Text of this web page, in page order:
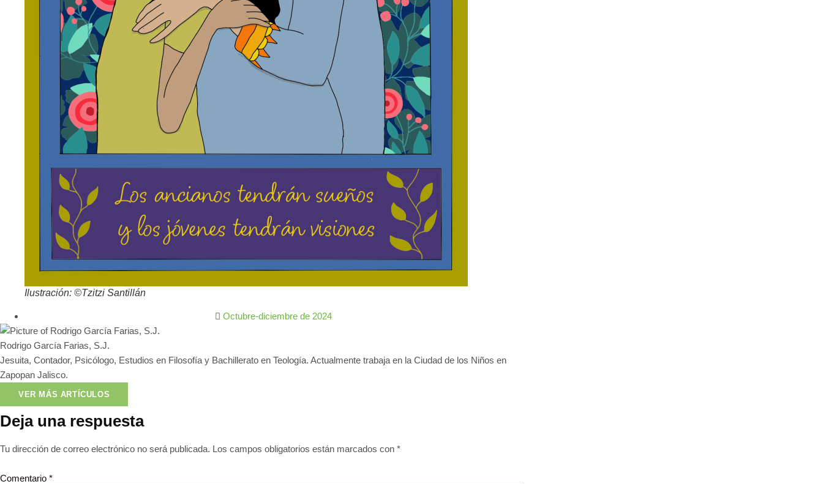
Ilustración: ©Tzitzi Santillán
Octubre-diciembre de 2024
Rodrigo García Farias, S.J.
Jesuita, Contador, Psicólogo, Estudios en Filosofía y Bachillerato en Teología. Actualmente trabaja en la Ciudad de los Niños en
Zapopan Jalisco.
VER MÁS ARTÍCULOS
Deja una respuesta
Tu dirección de correo electrónico no será publicada. Los campos obligatorios están marcados con *
Comentario *